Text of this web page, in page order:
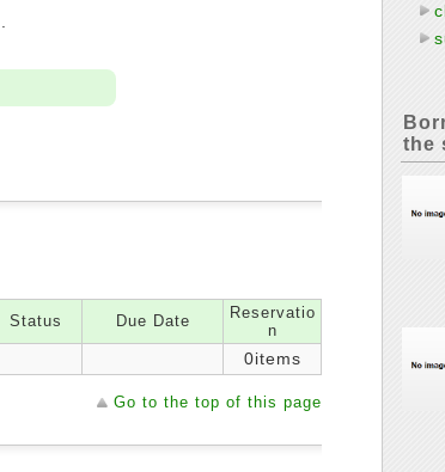
Status Due Date
Reservatio
n
0items
Go to the top of this page
the